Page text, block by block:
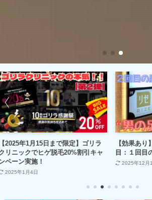
限定】ゴリラ
20%割引キャ
【効果あり】メンズリゼで足脱
目：１回目の施術から３ヶ月経